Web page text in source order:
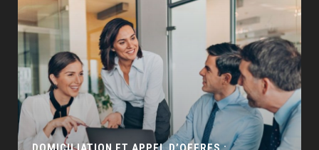
GÉO SEO : UN LEVIER INCONTOURNABLE POUR
LA VISIBILITÉ LOCALE
BUSINESS